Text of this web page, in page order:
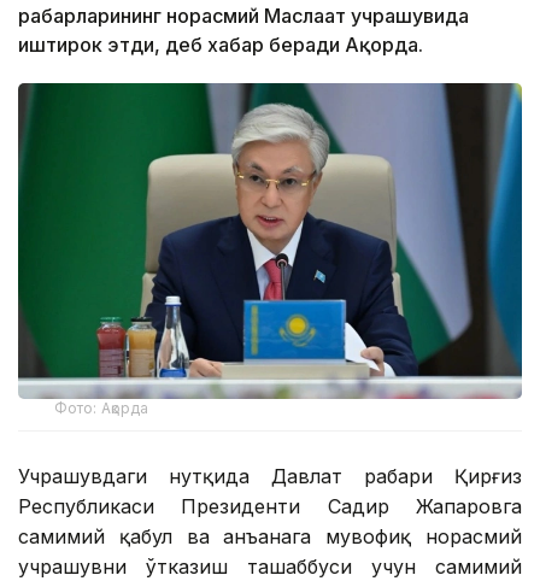
раҳбарларининг норасмий Маслаҳат учрашувида
иштирок этди, деб хабар беради Ақорда.
Фото: Ақорда
Учрашувдаги нутқида Давлат раҳбари Қирғиз
Республикаси Президенти Садир Жапаровга
самимий қабул ва анъанага мувофиқ норасмий
учрашувни ўтказиш ташаббуси учун самимий